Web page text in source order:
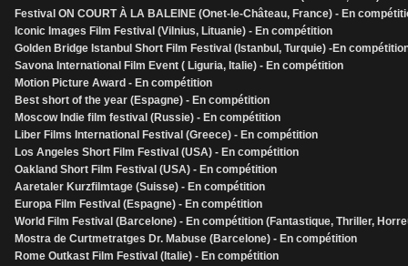
Festival ON COURT À LA BALEINE (Onet-le-Château, France) - En
Iconic Images Film Festival (Vilnius, Lituanie) - En compétition
Golden Bridge Istanbul Short Film Festival (Istanbul, Turquie) -En
Savona International Film Event ( Liguria, Italie) - En compétition
Motion Picture Award - En compétition
Best short of the year (Espagne) - En compétition
Moscow Indie film festival (Russie) - En compétition
Liber Films International Festival (Greece) - En compétition
Los Angeles Short Film Festival (USA) - En compétition
Oakland Short Film Festival (USA) - En compétition
Aaretaler Kurzfilmtage (Suisse) - En compétition
Europa Film Festival (Espagne) - En compétition
World Film Festival (Barcelone) - En compétition (Fantastique, Thriller,
Mostra de Curtmetratges Dr. Mabuse (Barcelone) - En compétition
Rome Outkast Film Festival (Italie) - En compétition